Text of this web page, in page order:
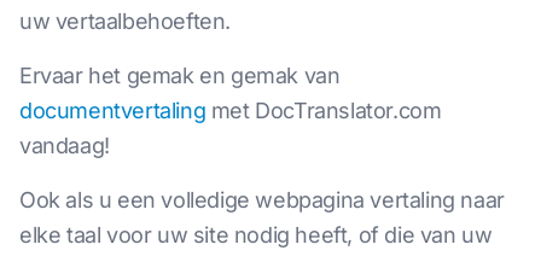
uw vertaalbehoeften.
Ervaar het gemak en gemak van
documentvertaling met DocTranslator.com
vandaag!
Ook als u een volledige webpagina vertaling naar
elke taal voor uw site nodig heeft, of die van uw